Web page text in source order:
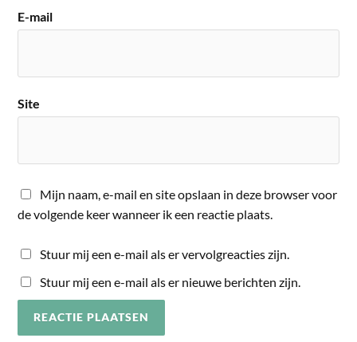
E-mail
Site
Mijn naam, e-mail en site opslaan in deze browser voor
de volgende keer wanneer ik een reactie plaats.
Stuur mij een e-mail als er vervolgreacties zijn.
Stuur mij een e-mail als er nieuwe berichten zijn.